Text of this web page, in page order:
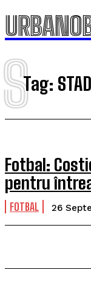
Tag:
S
Fotbal:
pentru
FOTBAL 26